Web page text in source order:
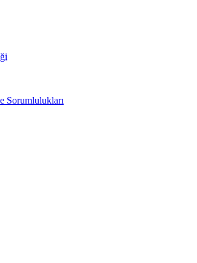
Sorumlulukları